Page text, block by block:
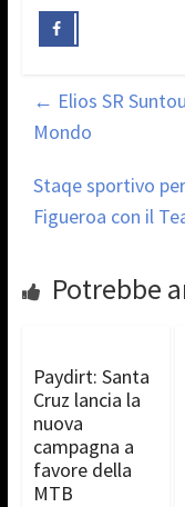
← Elios SR
Mondo
Staqe sportivo
Figueroa con il
Potrebbe
Paydirt: Santa
Cruz lancia la
nuova
campagna a
favore della
MTB